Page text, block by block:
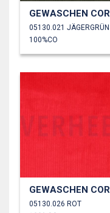
05130.021 JÄGERGRÜN
100%CO
05130.026 ROT